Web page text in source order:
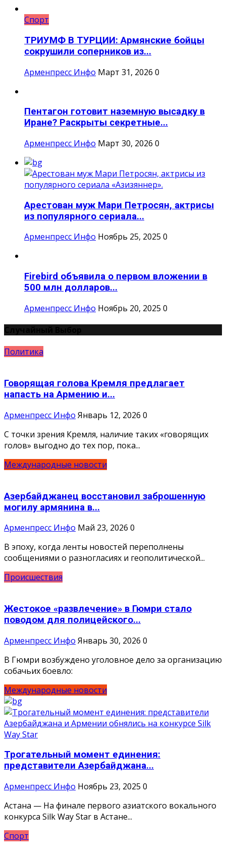
Спорт
ТРИУМФ В ТУРЦИИ: Армянские бойцы
сокрушили соперников из...
Арменпресс Инфо Март 31, 2026 0
Пентагон готовит наземную высадку в
Иране? Раскрыты секретные...
Арменпресс Инфо Март 30, 2026 0
Арестован муж Мари Петросян, актрисы
из популярного сериала...
Арменпресс Инфо Ноябрь 25, 2025 0
Firebird объявила о первом вложении в
500 млн долларов...
Арменпресс Инфо Ноябрь 20, 2025 0
Политика
Говорящая голова Кремля предлагает
напасть на Армению и...
Арменпресс Инфо Январь 12, 2026 0
С точки зрения Кремля, наличие таких «говорящих
голов» выгодно до тех пор, пока...
Международные новости
Азербайджанец восстановил заброшенную
могилу армянина в...
Арменпресс Инфо Май 23, 2026 0
В эпоху, когда ленты новостей переполнены
сообщениями о разногласиях и геополитической...
Происшествия
Жестокое «развлечение» в Гюмри стало
поводом для полицейского...
Арменпресс Инфо Январь 30, 2026 0
В Гюмри возбуждено уголовное дело за организацию
собачьих боевло:
Международные новости
Трогательный момент единения:
представители Азербайджана...
Арменпресс Инфо Ноябрь 23, 2025 0
Астана — На финале первого азиатского вокального
конкурса Silk Way Star в Астане...
Спорт